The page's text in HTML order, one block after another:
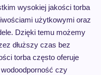
wysokiej jakości torba
użytkowymi oraz
Dzięki temu możemy
dłuższy czas bez
torba często oferuje
czy